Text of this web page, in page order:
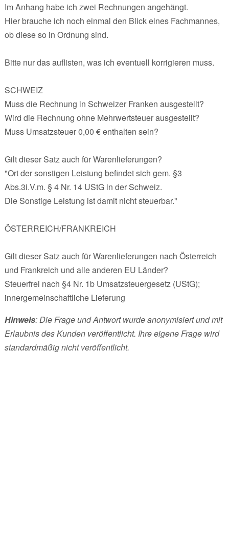
Im Anhang habe ich zwei Rechnungen angehängt.
Hier brauche ich noch einmal den Blick eines Fachmannes,
ob diese so in Ordnung sind.
Bitte nur das auflisten, was ich eventuell korrigieren muss.
SCHWEIZ
Muss die Rechnung in Schweizer Franken ausgestellt?
Wird die Rechnung ohne Mehrwertsteuer ausgestellt?
Muss Umsatzsteuer 0,00 € enthalten sein?
Gilt dieser Satz auch für Warenlieferungen?
"Ort der sonstigen Leistung befindet sich gem. §3
Abs.3i.V.m. § 4 Nr. 14 UStG in der Schweiz.
Die Sonstige Leistung ist damit nicht steuerbar."
ÖSTERREICH/FRANKREICH
Gilt dieser Satz auch für Warenlieferungen nach Österreich
und Frankreich und alle anderen EU Länder?
Steuerfrei nach §4 Nr. 1b Umsatzsteuergesetz (UStG);
innergemeinschaftliche Lieferung
Hinweis: Die Frage und Antwort wurde anonymisiert und mit
Erlaubnis des Kunden veröffentlicht. Ihre eigene Frage wird
standardmäßig nicht veröffentlicht.